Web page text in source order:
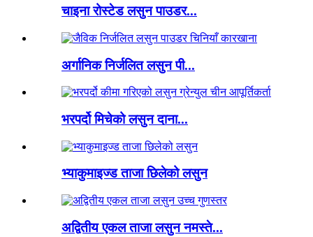
चाइना रोस्टेड लसुन पाउडर...
अर्गानिक निर्जलित लसुन पी...
भरपर्दो मिचेको लसुन दाना...
भ्याकुमाइज्ड ताजा छिलेको लसुन
अद्वितीय एकल ताजा लसुन नमस्ते...